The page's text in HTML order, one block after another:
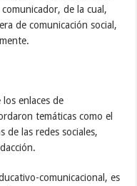
de la cual,
de comunicación social,
enlaces de
temáticas como el
de las redes sociales,
comunicacional, es